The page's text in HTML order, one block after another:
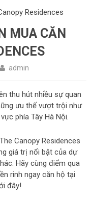
Residences
MUA CĂN
admin
thu hút nhiều sự quan
ưu thế vượt trội như
phía Tây Hà Nội.
Canopy Residences
giá trị nổi bật của dự
Hãy cùng điểm qua
rinh ngay căn hộ tại
đây!